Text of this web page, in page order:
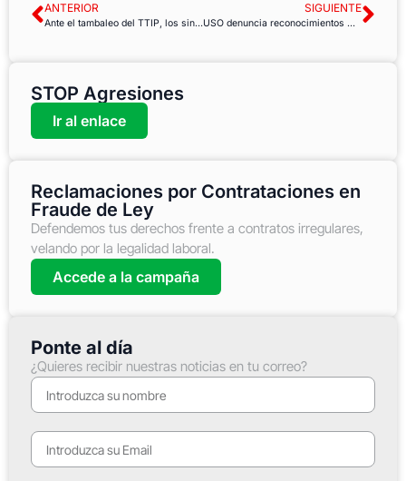
ANTERIOR
Ante el tambaleo del TTIP, los sindicatos y activistas se movilizan contra CETA y TISA
SIGUIENTE
USO denuncia reconocimientos médicos obligatorios en la Confederación Hidrográfica del Guadalquivir
STOP Agresiones
Ir al enlace
Reclamaciones por Contrataciones en
Fraude de Ley
Defendemos tus derechos frente a contratos irregulares,
velando por la legalidad laboral.
Accede a la campaña
Ponte al día
¿Quieres recibir nuestras noticias en tu correo?